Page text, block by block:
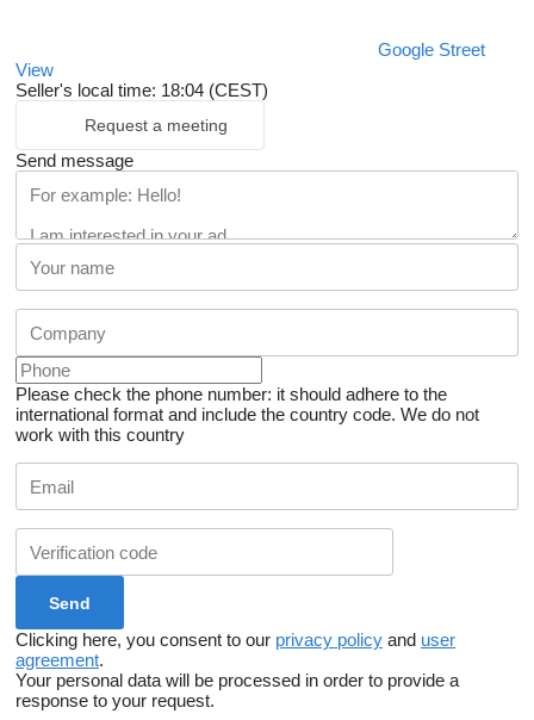
Google Street
View
Seller's local time: 18:04 (CEST)
Request a meeting
Send message
Please check the phone number: it should adhere to the
international format and include the country code. We do not
work with this country
Clicking here, you consent to our privacy policy and user
agreement.
Your personal data will be processed in order to provide a
response to your request.